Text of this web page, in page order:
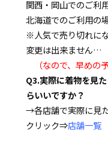
関西・岡山でのご利
北海道でのご利用の
※人気で売り切れに
変更は出来ません…
（なので、早めの予
Q3.実際に着物を見
らいいですか？
→各店舗で実際に見
クリック⇒店舗一覧